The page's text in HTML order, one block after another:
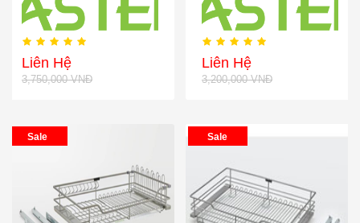
Liên Hệ
3,750,000 VNĐ
Liên Hệ
3,200,000 VNĐ
Sale Sale